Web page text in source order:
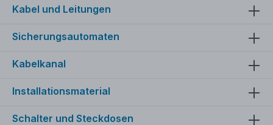
Kabel und Leitungen
Sicherungsautomaten
Kabelkanal
Installationsmaterial
Schalter und Steckdosen